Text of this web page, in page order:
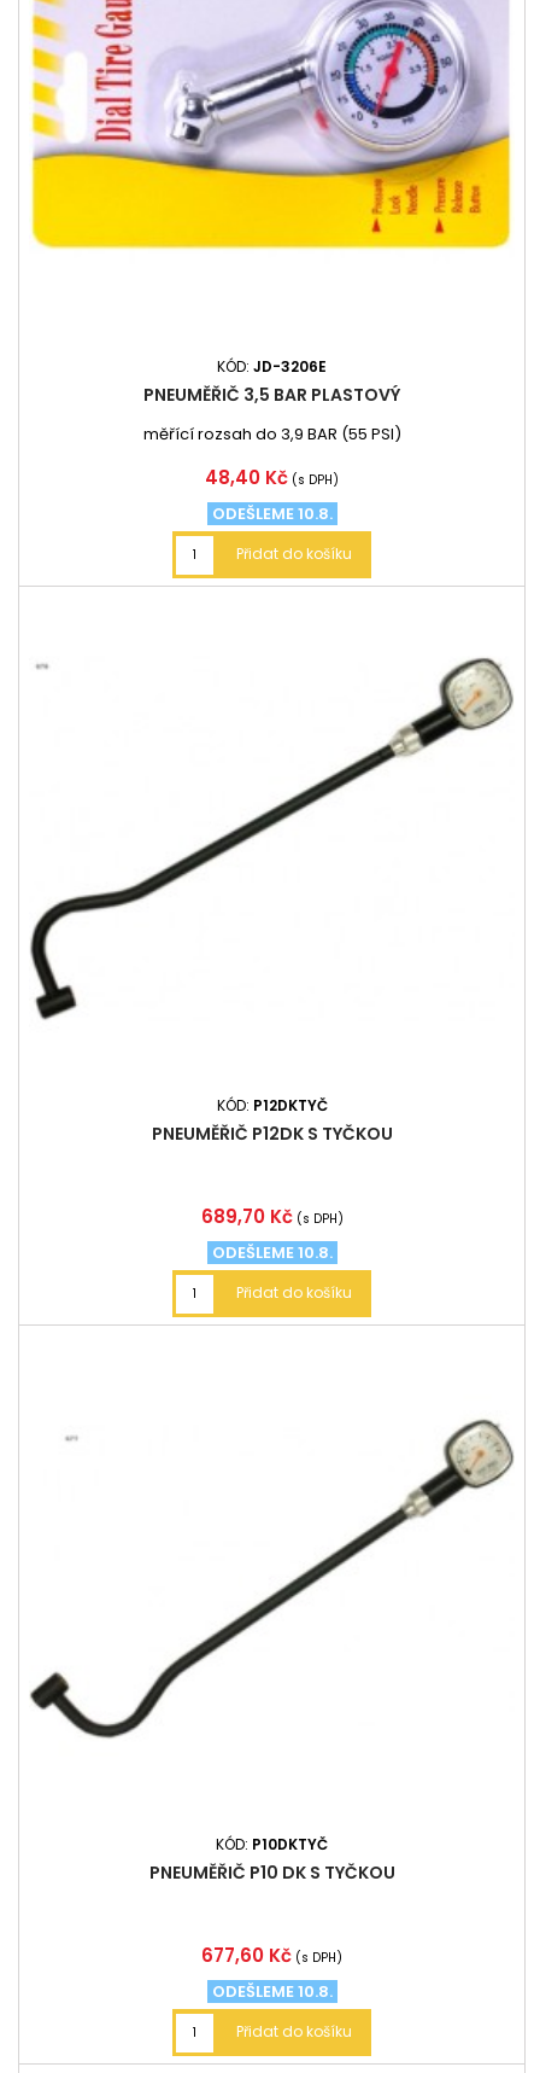
KÓD: JD-3206E
PNEUMĚŘIČ 3,5 BAR PLASTOVÝ
měřící rozsah do 3,9 BAR (55 PSI)
Cena
48,40 Kč (s DPH)
ODEŠLEME 10.8.
Přidat do košíku
KÓD: P12DKTYČ
PNEUMĚŘIČ P12DK S TYČKOU
Cena
689,70 Kč (s DPH)
ODEŠLEME 10.8.
Přidat do košíku
KÓD: P10DKTYČ
PNEUMĚŘIČ P10 DK S TYČKOU
Cena
677,60 Kč (s DPH)
ODEŠLEME 10.8.
Přidat do košíku